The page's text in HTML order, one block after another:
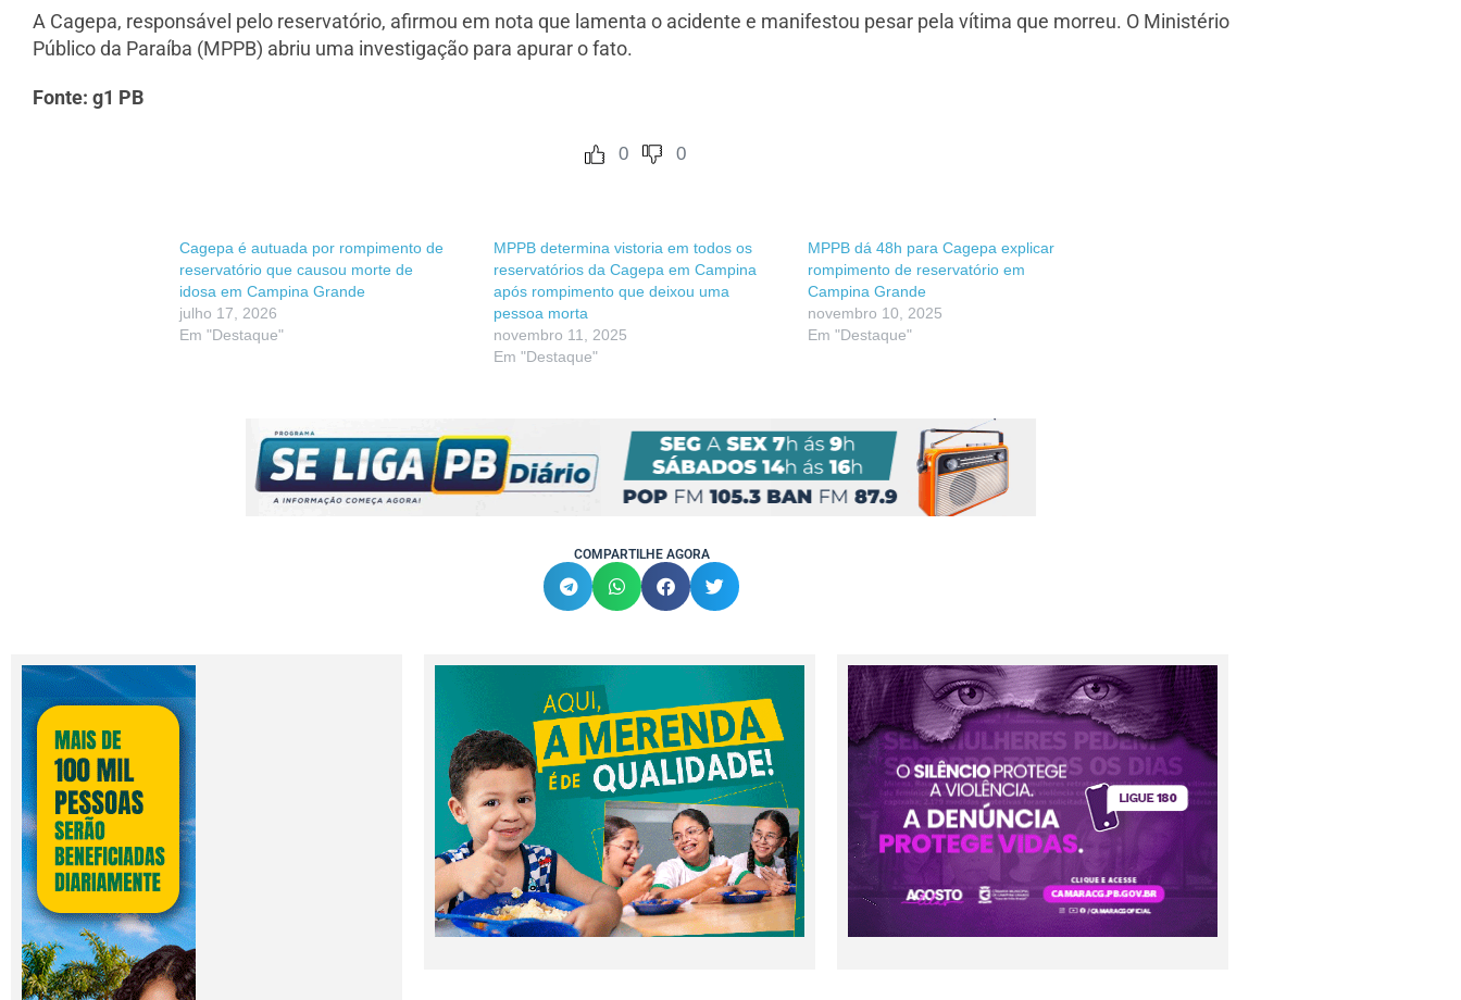
A Cagepa, responsável pelo reservatório, afirmou em nota que lamenta o acidente e manifestou pesar pela vítima que morreu. O Ministério
Público da Paraíba (MPPB) abriu uma investigação para apurar o fato.
Fonte: g1 PB
0 0
Cagepa é autuada por rompimento de
reservatório que causou morte de
idosa em Campina Grande
julho 17, 2026
Em "Destaque"
MPPB determina vistoria em todos os
reservatórios da Cagepa em Campina
após rompimento que deixou uma
pessoa morta
novembro 11, 2025
Em "Destaque"
MPPB dá 48h para Cagepa explicar
rompimento de reservatório em
Campina Grande
novembro 10, 2025
Em "Destaque"
COMPARTILHE AGORA